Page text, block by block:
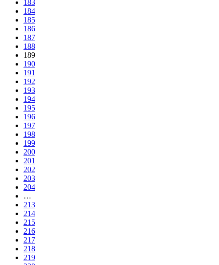
183
184
185
186
187
188
189
190
191
192
193
194
195
196
197
198
199
200
201
202
203
204
…
213
214
215
216
217
218
219